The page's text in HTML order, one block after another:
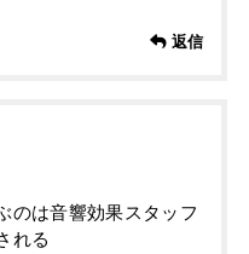
返信
のは音響効果スタッフ
れる